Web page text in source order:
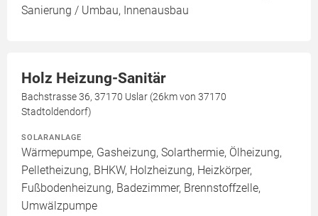
Sanierung / Umbau, Innenausbau
Holz Heizung-Sanitär
Bachstrasse 36, 37170 Uslar (26km von 37170
Stadtoldendorf)
SOLARANLAGE
Wärmepumpe, Gasheizung, Solarthermie, Ölheizung,
Pelletheizung, BHKW, Holzheizung, Heizkörper,
Fußbodenheizung, Badezimmer, Brennstoffzelle,
Umwälzpumpe